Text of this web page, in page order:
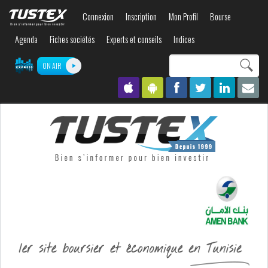
contenu
Connexion Inscription Mon Profil
Bourse
Agenda
Fiches sociétés Experts et conseils Indices
ON AIR
recherche